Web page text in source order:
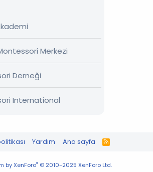
Merkezi
Derneği
International
Yardım Ana sayfa
R
S
by XenForo® © 2010-2025 XenForo Ltd.